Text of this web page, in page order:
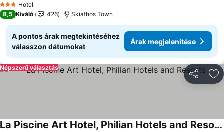
3 Kategória
Hotel
8,5 Kiváló 426 Skiathos Town
A pontos árak megtekintéséhez
válasszon dátumokat
Árak megjelenítése
Népszerű választás
La Piscine Art Hotel, Philian Hotels and Resorts